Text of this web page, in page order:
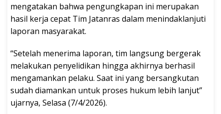
mengatakan bahwa pengungkapan ini merupakan
hasil kerja cepat Tim Jatanras dalam menindaklanjuti
laporan masyarakat.
“Setelah menerima laporan, tim langsung bergerak
melakukan penyelidikan hingga akhirnya berhasil
mengamankan pelaku. Saat ini yang bersangkutan
sudah diamankan untuk proses hukum lebih lanjut”
ujarnya, Selasa (7/4/2026).